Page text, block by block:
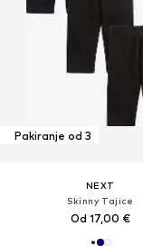
Pakiranje od 3
NEXT
Skinny Tajice
Od 17,00 €